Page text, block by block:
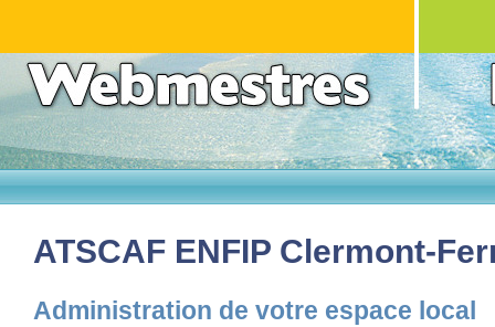
ATSCAF ENFIP Clermont-
Administration de votre espace local